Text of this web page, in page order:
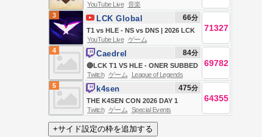
Novena a Santa Clara | Instituto
Hesed - 08/08
Hesed
YouTube Live 音楽
3
T1 vs HLE - NS vs DNS | 2026 LCK
LCK Global 66分
71327
YouTube Live ゲーム
4
🔴LCK T1 VS HLE - ONER SUBBED
OUT🔴
Caedrel 84分
69782
Twitch ゲーム
League of Legends
5
THE K4SEN CON 2026 DAY 1
k4sen 475分
64355
Twitch ゲーム Special Events